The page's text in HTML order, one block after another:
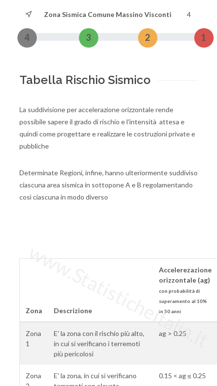
Zona Sismica Comune Massino Visconti 4
4 3 2 1
Tabella Rischio Sismico
La suddivisione per accelerazione orizzontale rende
possibile sapere il grado di rischio e l'intensità attesa e
quindi come progettare e realizzare le costruzioni private e
pubbliche
Determinate Regioni, infine, hanno ulteriormente suddiviso
ciascuna area sismica in sottopone A e B regolamentando
così ciascuna in modo diverso
Zona Descrizione
Accelerezazione
orizzontale (ag)
con probabilità di
superamento al 10%
in 50 anni
Zona
1
E' la zona con il rischio più alto,
in cui si verificano i terremoti
più pericolosi
ag > 0.25
Zona
E' la zona, in cui si verificano
0.15 < ag ≤ 0.25
www.StatisticheItalia.it